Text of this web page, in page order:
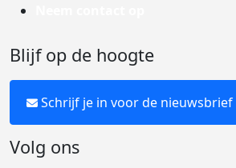
Blijf op de hoogte
Schrijf je in voor de nieuwsbrief
Volg ons